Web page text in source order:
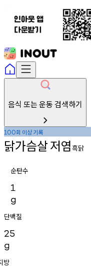
음식 또는 운동 검색하기
100회 이상기록
닭가슴살저염흑닭
순탄수
1
g
단백질
25
g
방